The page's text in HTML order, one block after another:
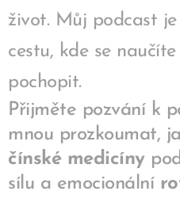
život. Můj podcast
cestu, kde se
pochopit.
Přijměte pozvání k
mnou prozkoumat,
čínské medicíny
sílu a emocionální